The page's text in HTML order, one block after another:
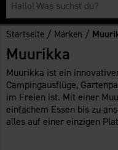
Startseite / Marken /
Muurikka
Muurikka ist ein
Campingausflüge,
im Freien ist. Mit einer
einfachem Essen bis zu
alles auf einer einzigen